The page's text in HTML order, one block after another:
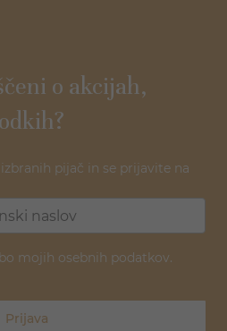
o akcijah,
pijač in se prijavite na
mojih osebnih podatkov.
Prijava